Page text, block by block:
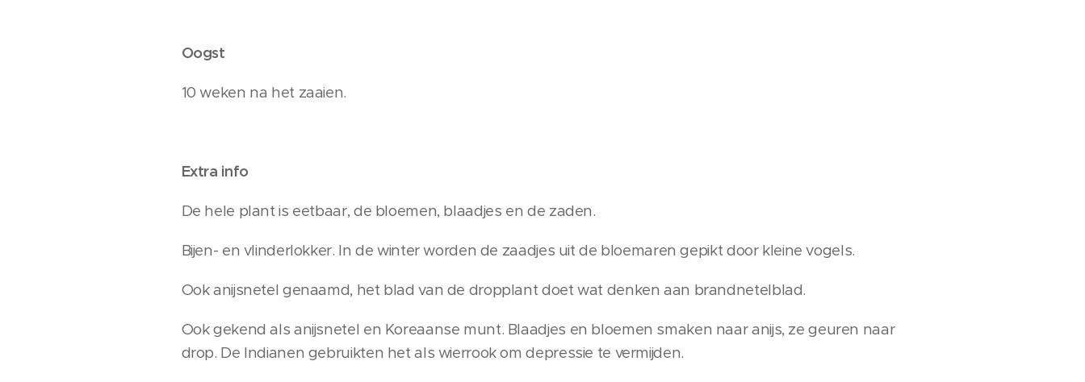
Oogst
10 weken na het zaaien.
Extra info
De hele plant is eetbaar, de bloemen, blaadjes en de zaden.
Bijen- en vlinderlokker. In de winter worden de zaadjes uit de bloemaren gepikt door kleine vogels.
Ook anijsnetel genaamd, het blad van de dropplant doet wat denken aan brandnetelblad.
Ook gekend als anijsnetel en Koreaanse munt. Blaadjes en bloemen smaken naar anijs, ze geuren naar
drop. De Indianen gebruikten het als wierrook om depressie te vermijden.